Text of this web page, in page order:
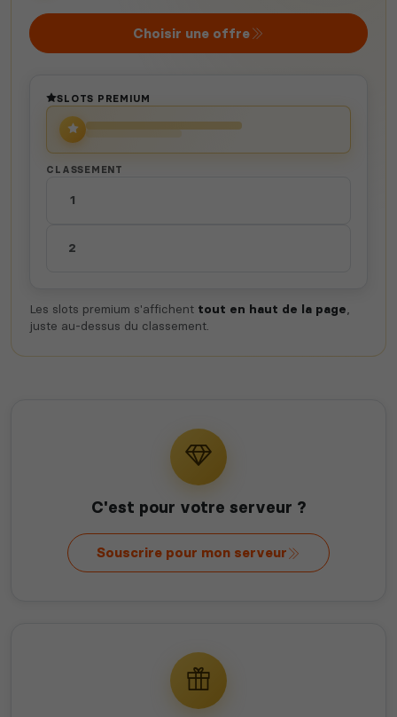
Choisir une offre
SLOTS PREMIUM
CLASSEMENT
1
2
Les slots premium s'affichent tout en haut de la page,
juste au-dessus du classement.
C'est pour votre serveur ?
Souscrire pour mon serveur